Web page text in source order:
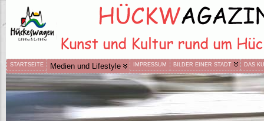
STARTSEITE Medien und Lifestyle IMPRESSUM BILDER EINER STADT DAS